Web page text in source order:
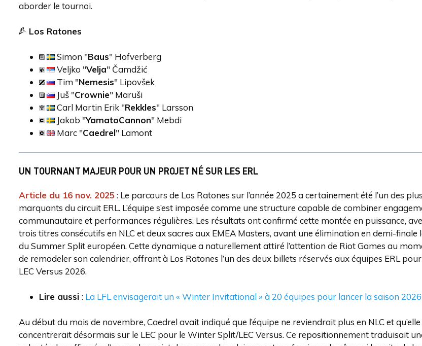
aborder le tournoi.
Los Ratones
Simon "Baus" Hofverberg
Veljko "Velja" Čamdžić
Tim "Nemesis" Lipovšek
Juš "Crownie" Maruši
Carl Martin Erik "Rekkles" Larsson
Jakob "YamatoCannon" Mebdi
Marc "Caedrel" Lamont
UN TOURNANT MAJEUR POUR UN PROJET NÉ SUR LES ERL
Article du 16 nov. 2025 : Le parcours de Los Ratones sur l’année 2025 a certainement été l’un des plus
marquants du circuit ERL. L’équipe s’est imposée comme une structure capable de combiner
communautaire et performances régulières. Les résultats ont confirmé cette montée en puissance,
trois titres consécutifs en NLC et deux sacres aux EMEA Masters, avant une élimination en demi-finale
du Summer Split européen. Cette dynamique a naturellement attiré l’attention de Riot Games au
de remodeler son calendrier, offrant à Los Ratones l’un des deux billets réservés aux équipes ERL
LEC Versus 2026.
Lire aussi : La LFL envisagerait un « Winter Invitational » à 20 équipes pour lancer la saison 2026
Au début du mois de novembre, Caedrel avait indiqué que l’équipe ne reviendrait plus en NLC et qu’elle
concentrerait désormais sur le LEC pour le Winter Split/LEC Versus. Ce repositionnement traduisait